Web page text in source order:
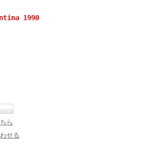
1990
ら
せる